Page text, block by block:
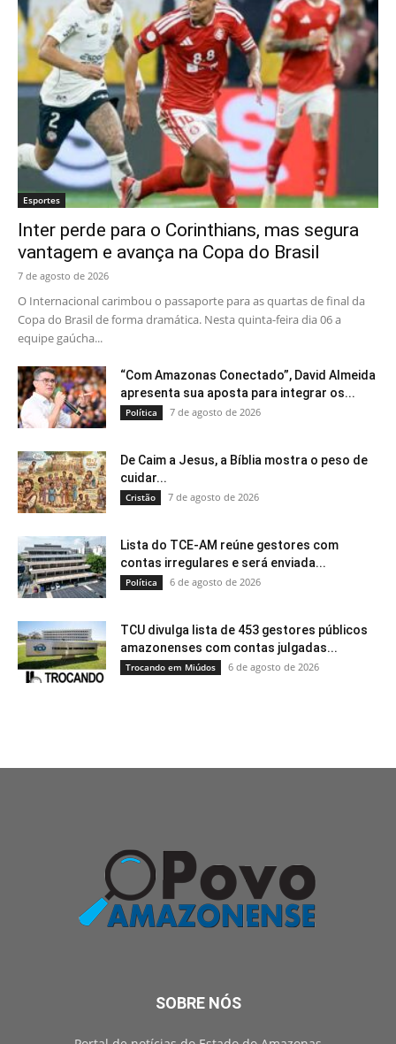
Esportes
Inter perde para o Corinthians, mas segura
vantagem e avança na Copa do Brasil
7 de agosto de 2026
O Internacional carimbou o passaporte para as quartas de final da
Copa do Brasil de forma dramática. Nesta quinta-feira dia 06 a
equipe gaúcha...
“Com Amazonas Conectado”, David Almeida
apresenta sua aposta para integrar os...
Política 7 de agosto de 2026
De Caim a Jesus, a Bíblia mostra o peso de
cuidar...
Cristão 7 de agosto de 2026
Lista do TCE-AM reúne gestores com
contas irregulares e será enviada...
Política 6 de agosto de 2026
TCU divulga lista de 453 gestores públicos
amazonenses com contas julgadas...
Trocando em Miúdos 6 de agosto de 2026
SOBRE NÓS